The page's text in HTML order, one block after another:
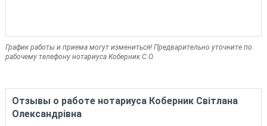
График работы и приема могут измениться! Предварительно уточните по
рабочему телефону нотариуса Коберник С.О.
Отзывы о работе нотариуса Коберник Світлана
Олександрівна